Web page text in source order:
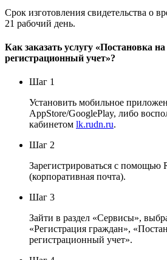
Срок изготовления свидетельства о
21 рабочий день.
Как заказать услугу «Постановка
регистрационный учет»?
Шаг 1
Установить мобильное
AppStore/GooglePlay, либо
кабинетом lk.rudn.ru.
Шаг 2
Зарегистрироваться с помощью
(корпоративная почта).
Шаг 3
Зайти в раздел «Сервисы»,
«Регистрация граждан»,
регистрационный учет».